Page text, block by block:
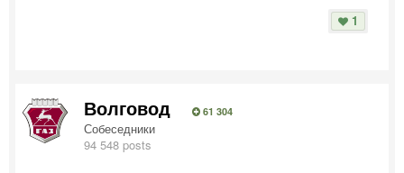
1
Волговод 61 304
Собеседники
94 548 posts